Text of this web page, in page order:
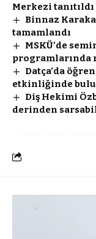
Merkezi tanıtıldı
Binnaz
tamamlandı
MSKÜ’de
programlarında
Datça’da
etkinliğinde
Diş Hekimi
derinden